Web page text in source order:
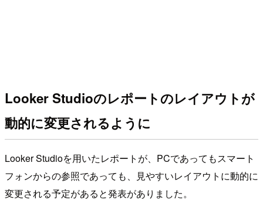
Looker Studioのレポートのレイアウトが
動的に変更されるように
Looker Studioを用いたレポートが、PCであってもスマート
フォンからの参照であっても、見やすいレイアウトに動的に
変更される予定があると発表がありました。